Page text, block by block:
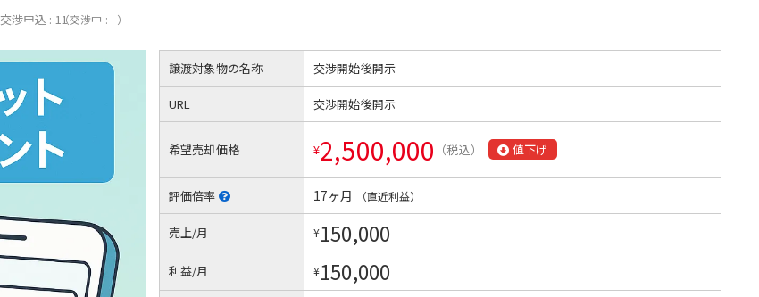
交渉申込 : 11
（交渉中 : - ）
譲渡対象物の名称 交渉開始後開示
URL 交渉開始後開示
希望売却価格 ¥2,500,000 （税込） 値下げ
評価倍率 17ヶ月 （直近利益）
売上/月 ¥150,000
利益/月 ¥150,000